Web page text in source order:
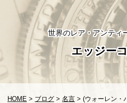
世界のレア・アンティ
エッジー
HOME > ブログ > 名言 > (ウォーレン・